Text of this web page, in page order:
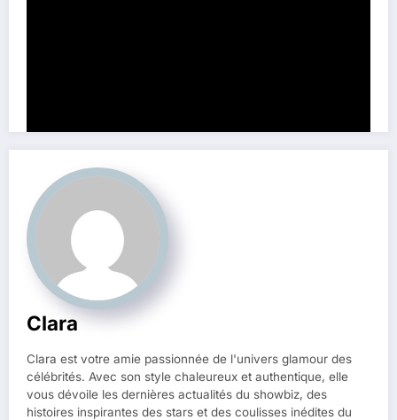
Clara
Clara est votre amie passionnée de l'univers glamour des
célébrités. Avec son style chaleureux et authentique, elle
vous dévoile les dernières actualités du showbiz, des
histoires inspirantes des stars et des coulisses inédites du